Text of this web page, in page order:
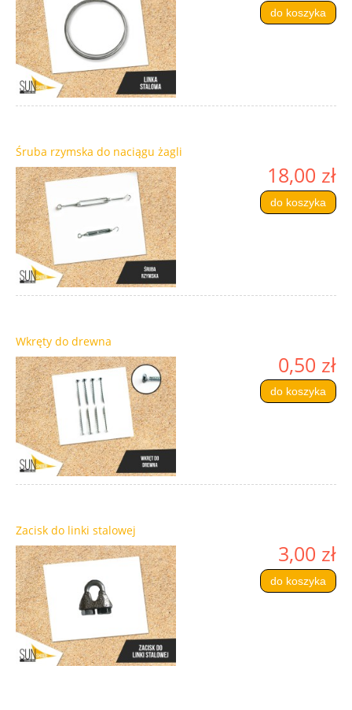
do koszyka
Śruba rzymska do naciągu żagli
18,00 zł
do koszyka
Wkręty do drewna
0,50 zł
do koszyka
Zacisk do linki stalowej
3,00 zł
do koszyka